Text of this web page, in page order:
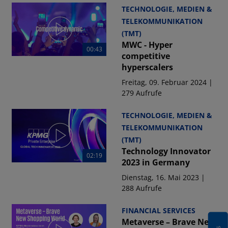
00:43
TECHNOLOGIE, MEDIEN &
TELEKOMMUNIKATION
(TMT)
MWC - Hyper
competitive
hyperscalers
Freitag, 09. Februar 2024 |
279 Aufrufe
02:19
TECHNOLOGIE, MEDIEN &
TELEKOMMUNIKATION
(TMT)
Technology Innovator
2023 in Germany
Dienstag, 16. Mai 2023 |
288 Aufrufe
FINANCIAL SERVICES
Metaverse – Brave New